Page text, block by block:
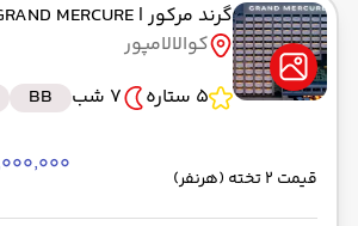
گرند مرکور| GRAND MERCURE
کوالالامپور
5 ستاره
7 شب BB
قیمت 2 تخته (هرنفر)